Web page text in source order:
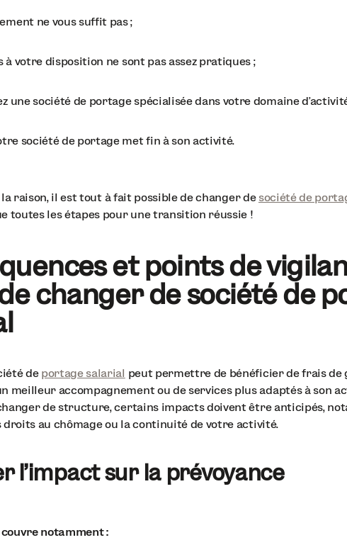
ne vous suffit pas ;
à votre disposition ne sont pas assez pratiques ;
une société de portage spécialisée dans votre domaine
société de portage met fin à son activité.
raison, il est tout à fait possible de changer de société de
toutes les étapes pour une transition réussie !
et points de
changer de société de
de portage salarial peut permettre de bénéficier de frais de
meilleur accompagnement ou de services plus adaptés à son
de structure, certains impacts doivent être anticipés,
droits au chômage ou la continuité de votre activité.
l’impact sur la prévoyance
notamment :